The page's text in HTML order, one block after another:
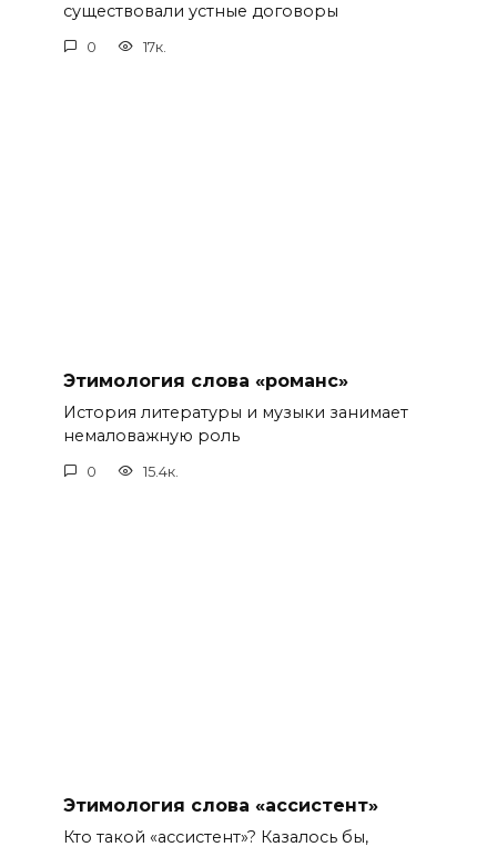
существовали устные договоры
0 17к.
Этимология слова «романс»
История литературы и музыки занимает
немаловажную роль
0 15.4к.
Этимология слова «ассистент»
Кто такой «ассистент»? Казалось бы,